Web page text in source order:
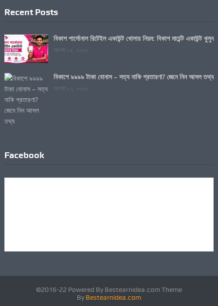
Recent Posts
বিকাশ পার্সোনাল রিটেইল একাউন্ট খোলার নিয়ম: বিকাশ মার্চেন্ট একাউন্ট খুলুন
আগস্ট ০৪, ২০২৬
বিকাশে ৯৯৯৯ টাকা বোনাস – সত্য নাকি প্রতারণা? জেনে নিন আসল তথ্য
আগস্ট ০২, ২০২৬
Facebook
©2016-22 Powered By Bestearnidea.com Theme
By Bestearnidea.com